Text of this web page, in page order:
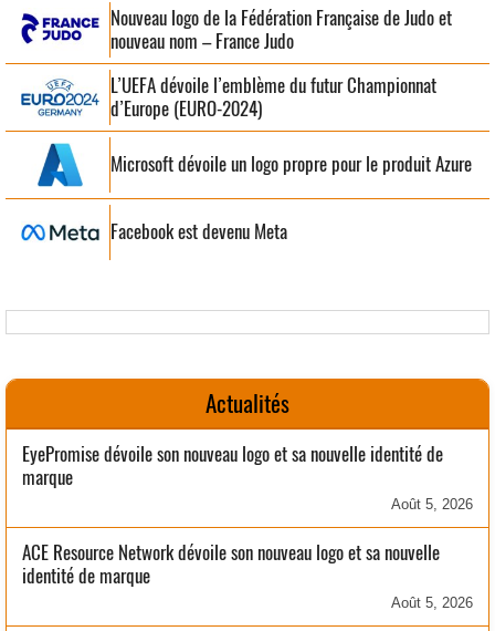
Nouveau logo de la Fédération Française de Judo et
nouveau nom – France Judo
L’UEFA dévoile l’emblème du futur Championnat
d’Europe (EURO-2024)
Microsoft dévoile un logo propre pour le produit Azure
Facebook est devenu Meta
Actualités
EyePromise dévoile son nouveau logo et sa nouvelle identité de
marque
Août 5, 2026
ACE Resource Network dévoile son nouveau logo et sa nouvelle
identité de marque
Août 5, 2026